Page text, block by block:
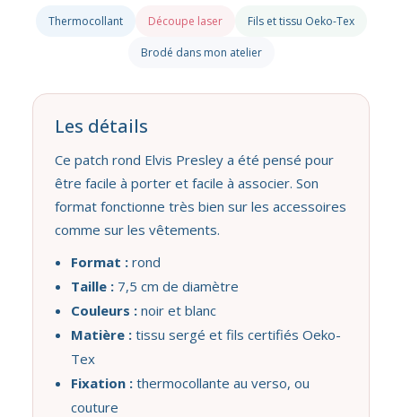
Thermocollant Découpe laser Fils et tissu Oeko-Tex
Brodé dans mon atelier
Les détails
Ce patch rond Elvis Presley a été pensé pour
être facile à porter et facile à associer. Son
format fonctionne très bien sur les accessoires
comme sur les vêtements.
Format : rond
Taille : 7,5 cm de diamètre
Couleurs : noir et blanc
Matière : tissu sergé et fils certifiés Oeko-
Tex
Fixation : thermocollante au verso, ou
couture